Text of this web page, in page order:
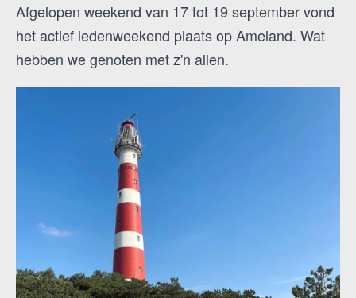
Afgelopen weekend van 17 tot 19 september vond
het actief ledenweekend plaats op Ameland. Wat
hebben we genoten met z'n allen.